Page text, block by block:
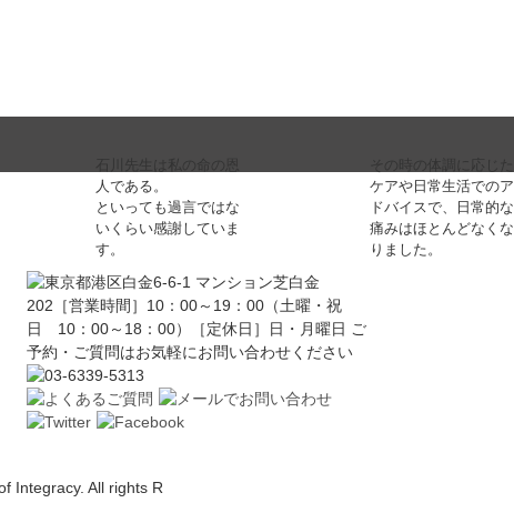
石川先生は私の命の恩
人である。
といっても過言ではな
いくらい感謝していま
す。
その時の体調に応じた
ケアや日常生活でのア
ドバイスで、日常的な
痛みはほとんどなくな
りました。